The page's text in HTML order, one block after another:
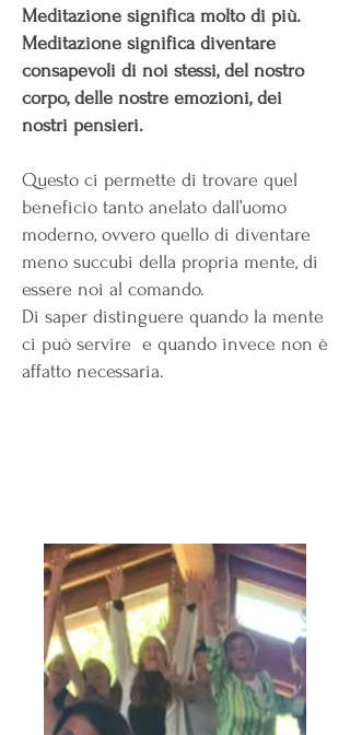
Meditazione significa molto di più.
Meditazione significa diventare
consapevoli di noi stessi, del nostro
corpo, delle nostre emozioni, dei
nostri pensieri.
Questo ci permette di trovare quel
beneficio tanto anelato dall’uomo
moderno, ovvero quello di diventare
meno succubi della propria mente, di
essere noi al comando.
Di saper distinguere quando la mente
ci può servire e quando invece non è
affatto necessaria.